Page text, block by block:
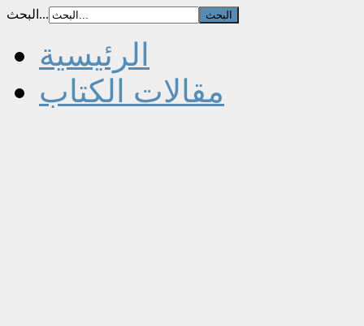
البحث...
الرئيسية
مقالات الكتاب